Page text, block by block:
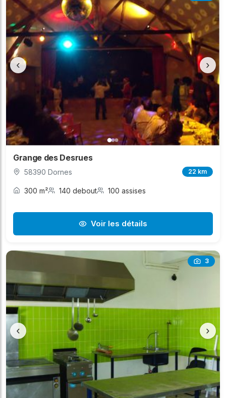
‹ ›
Grange des Desrues
58390 Dornes 22 km
300 m² 140 debout 100 assises
Voir les détails
3
‹ ›